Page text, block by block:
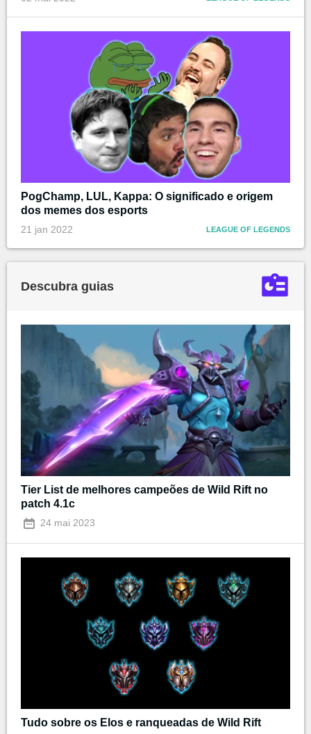
PogChamp, LUL, Kappa: O significado e origem
dos memes dos esports
21 jan 2022 LEAGUE OF LEGENDS
Descubra guias
Tier List de melhores campeões de Wild Rift no
patch 4.1c
24 mai 2023
Tudo sobre os Elos e ranqueadas de Wild Rift